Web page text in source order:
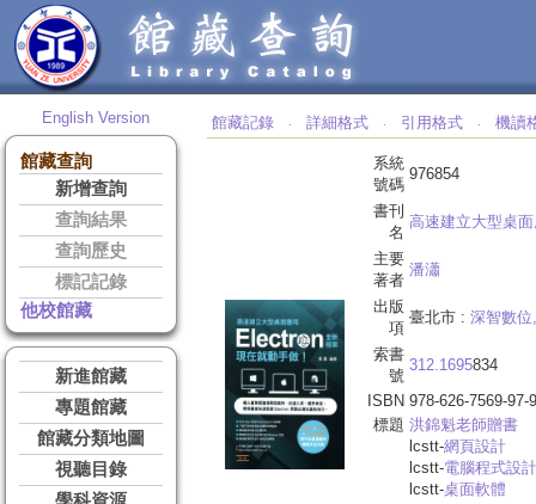
English Version
館藏查詢
新增查詢
查詢結果
查詢歷史
標記記錄
他校館藏
新進館藏
專題館藏
館藏分類地圖
視聽目錄
館藏記錄 ‧ 詳細格式 ‧ 引用格式 ‧ 機讀
系統
號碼
976854
書刊
名
高速建立大型桌
主要
著者
潘瀟
出版
項
臺北市 : 深智數位,
索書
號
312.1695834
ISBN 978-626-7569-97-9
標題 洪錦魁老師贈書
lcstt-網頁設計
lcstt-電腦程式設計
lcstt-桌面軟體